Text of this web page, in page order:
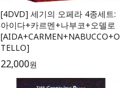
[4DVD] 세기의 오페라 4종세트:
아이다+카르멘+나부코+오델로
[AIDA+CARMEN+NABUCCO+O
TELLO]
22,000원